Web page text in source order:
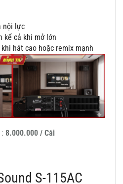
nội lực
kể cả khi mở lớn
hát cao hoặc remix mạnh
8.000.000 / Cái
S-115AC